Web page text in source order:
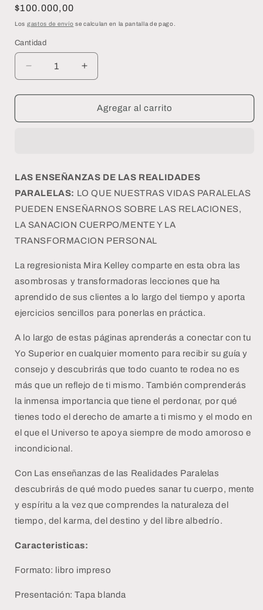
Precio
habitual
$100.000,00
Los gastos de envío se calculan en la pantalla de pago.
Cantidad
Reducir
cantidad
para
ENSEÑANZAS
Aumentar
cantidad
para
LAS
ENSEÑANZAS
Agregar al carrito
LAS ENSEÑANZAS DE LAS REALIDADES
PARALELAS: LO QUE NUESTRAS VIDAS PARALELAS
PUEDEN ENSEÑARNOS SOBRE LAS RELACIONES,
LA SANACION CUERPO/MENTE Y LA
TRANSFORMACION PERSONAL
La regresionista Mira Kelley comparte en esta obra las
asombrosas y transformadoras lecciones que ha
aprendido de sus clientes a lo largo del tiempo y aporta
ejercicios sencillos para ponerlas en práctica.
A lo largo de estas páginas aprenderás a conectar con tu
Yo Superior en cualquier momento para recibir su guía y
consejo y descubrirás que todo cuanto te rodea no es
más que un reflejo de ti mismo. También comprenderás
la inmensa importancia que tiene el perdonar, por qué
tienes todo el derecho de amarte a ti mismo y el modo en
el que el Universo te apoya siempre de modo amoroso e
incondicional.
Con Las enseñanzas de las Realidades Paralelas
descubrirás de qué modo puedes sanar tu cuerpo, mente
y espíritu a la vez que comprendes la naturaleza del
tiempo, del karma, del destino y del libre albedrío.
Caracteristicas:
Formato: libro impreso
Presentación: Tapa blanda